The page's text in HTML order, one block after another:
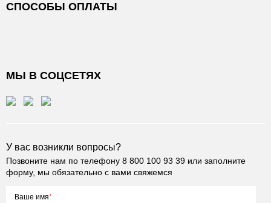
СПОСОБЫ ОПЛАТЫ
МЫ В СОЦСЕТЯХ
У вас возникли вопросы?
Позвоните нам по телефону 8 800 100 93 39 или заполните
форму, мы обязательно с вами свяжемся
Ваше имя